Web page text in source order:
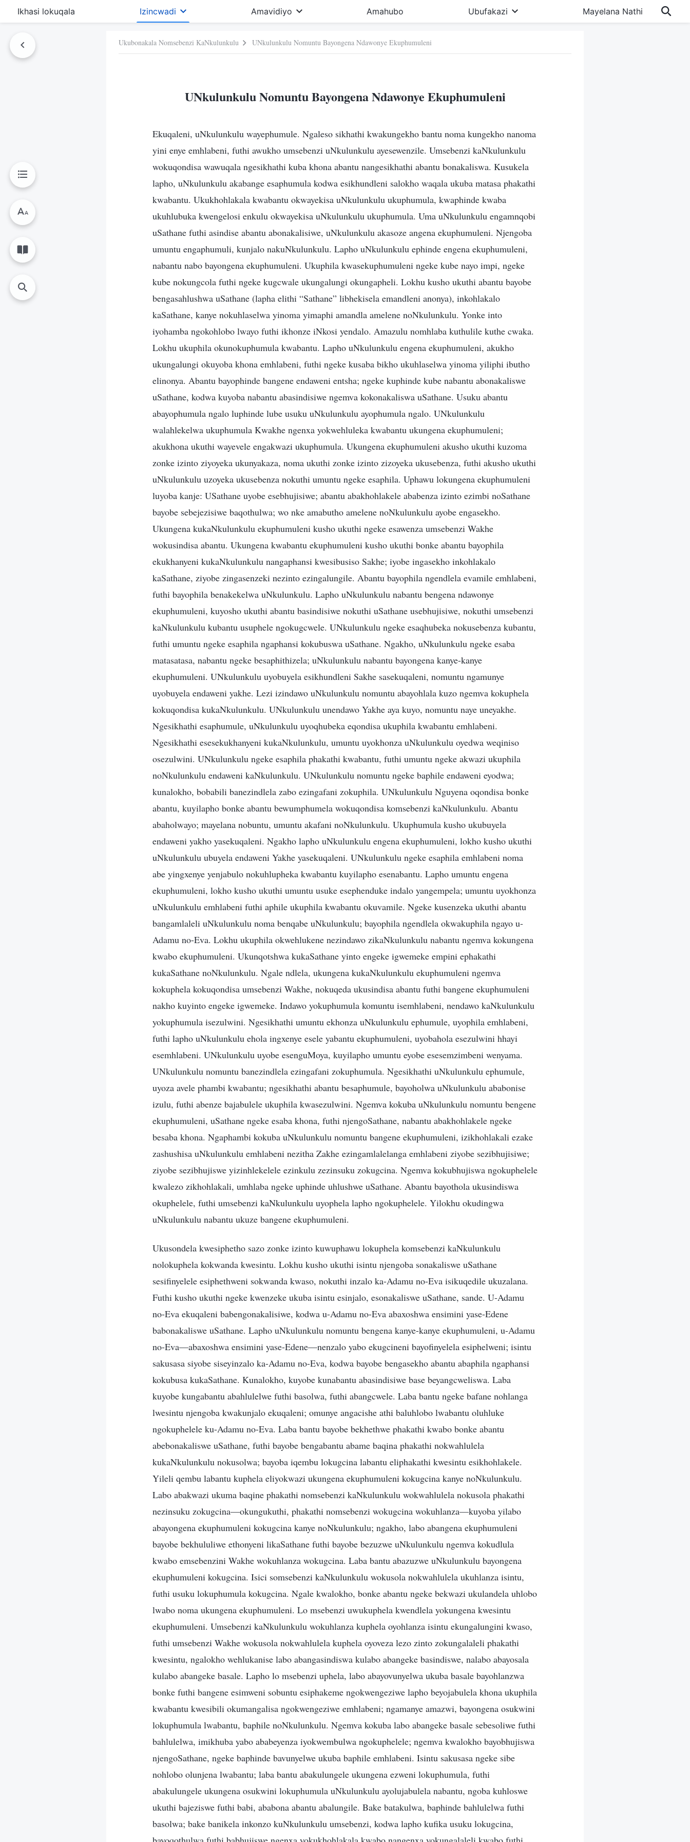
Ikhasi lokuqala Izincwadi Amavidiyo Amahubo Ubufakazi Mayelana Nathi
Ukubonakala Nomsebenzi KaNkulunkulu UNkulunkulu Nomuntu Bayongena Ndawonye Ekuphumuleni
UNkulunkulu Nomuntu Bayongena Ndawonye Ekuphumuleni
Ekuqaleni, uNkulunkulu wayephumule. Ngaleso sikhathi kwakungekho bantu noma kungekho nanoma
yini enye emhlabeni, futhi awukho umsebenzi uNkulunkulu ayesewenzile. Umsebenzi kaNkulunkulu
wokuqondisa wawuqala ngesikhathi kuba khona abantu nangesikhathi abantu bonakaliswa. Kusukela
lapho, uNkulunkulu akabange esaphumula kodwa esikhundleni salokho waqala ukuba matasa phakathi
kwabantu. Ukukhohlakala kwabantu okwayekisa uNkulunkulu ukuphumula, kwaphinde kwaba
ukuhlubuka kwengelosi enkulu okwayekisa uNkulunkulu ukuphumula. Uma uNkulunkulu engamnqobi
uSathane futhi asindise abantu abonakalisiwe, uNkulunkulu akasoze angena ekuphumuleni. Njengoba
umuntu engaphumuli, kunjalo nakuNkulunkulu. Lapho uNkulunkulu ephinde engena ekuphumuleni,
nabantu nabo bayongena ekuphumuleni. Ukuphila kwasekuphumuleni ngeke kube nayo impi, ngeke
kube nokungcola futhi ngeke kugcwale ukungalungi okungapheli. Lokhu kusho ukuthi abantu bayobe
bengasahlushwa uSathane (lapha elithi “Sathane” libhekisela emandleni anonya), inkohlakalo
kaSathane, kanye nokuhlaselwa yinoma yimaphi amandla amelene noNkulunkulu. Yonke into
iyohamba ngokohlobo lwayo futhi ikhonze iNkosi yendalo. Amazulu nomhlaba kuthulile kuthe cwaka.
Lokhu ukuphila okunokuphumula kwabantu. Lapho uNkulunkulu engena ekuphumuleni, akukho
ukungalungi okuyoba khona emhlabeni, futhi ngeke kusaba bikho ukuhlaselwa yinoma yiliphi ibutho
elinonya. Abantu bayophinde bangene endaweni entsha; ngeke kuphinde kube nabantu abonakaliswe
uSathane, kodwa kuyoba nabantu abasindisiwe ngemva kokonakaliswa uSathane. Usuku abantu
abayophumula ngalo luphinde lube usuku uNkulunkulu ayophumula ngalo. UNkulunkulu
walahlekelwa ukuphumula Kwakhe ngenxa yokwehluleka kwabantu ukungena ekuphumuleni;
akukhona ukuthi wayevele engakwazi ukuphumula. Ukungena ekuphumuleni akusho ukuthi kuzoma
zonke izinto ziyoyeka ukunyakaza, noma ukuthi zonke izinto zizoyeka ukusebenza, futhi akusho ukuthi
uNkulunkulu uzoyeka ukusebenza nokuthi umuntu ngeke esaphila. Uphawu lokungena ekuphumuleni
luyoba kanje: USathane uyobe esebhujisiwe; abantu abakhohlakele ababenza izinto ezimbi noSathane
bayobe sebejezisiwe baqothulwa; wo nke amabutho amelene noNkulunkulu ayobe engasekho.
Ukungena kukaNkulunkulu ekuphumuleni kusho ukuthi ngeke esawenza umsebenzi Wakhe
wokusindisa abantu. Ukungena kwabantu ekuphumuleni kusho ukuthi bonke abantu bayophila
ekukhanyeni kukaNkulunkulu nangaphansi kwesibusiso Sakhe; iyobe ingasekho inkohlakalo
kaSathane, ziyobe zingasenzeki nezinto ezingalungile. Abantu bayophila ngendlela evamile emhlabeni,
futhi bayophila benakekelwa uNkulunkulu. Lapho uNkulunkulu nabantu bengena ndawonye
ekuphumuleni, kuyosho ukuthi abantu basindisiwe nokuthi uSathane usebhujisiwe, nokuthi umsebenzi
kaNkulunkulu kubantu usuphele ngokugcwele. UNkulunkulu ngeke esaqhubeka nokusebenza kubantu,
futhi umuntu ngeke esaphila ngaphansi kokubuswa uSathane. Ngakho, uNkulunkulu ngeke esaba
matasatasa, nabantu ngeke besaphithizela; uNkulunkulu nabantu bayongena kanye-kanye
ekuphumuleni. UNkulunkulu uyobuyela esikhundleni Sakhe sasekuqaleni, nomuntu ngamunye
uyobuyela endaweni yakhe. Lezi izindawo uNkulunkulu nomuntu abayohlala kuzo ngemva kokuphela
kokuqondisa kukaNkulunkulu. UNkulunkulu unendawo Yakhe aya kuyo, nomuntu naye uneyakhe.
Ngesikhathi esaphumule, uNkulunkulu uyoqhubeka eqondisa ukuphila kwabantu emhlabeni.
Ngesikhathi esesekukhanyeni kukaNkulunkulu, umuntu uyokhonza uNkulunkulu oyedwa weqiniso
osezulwini. UNkulunkulu ngeke esaphila phakathi kwabantu, futhi umuntu ngeke akwazi ukuphila
noNkulunkulu endaweni kaNkulunkulu. UNkulunkulu nomuntu ngeke baphile endaweni eyodwa;
kunalokho, bobabili banezindlela zabo ezingafani zokuphila. UNkulunkulu Nguyena oqondisa bonke
abantu, kuyilapho bonke abantu bewumphumela wokuqondisa komsebenzi kaNkulunkulu. Abantu
abaholwayo; mayelana nobuntu, umuntu akafani noNkulunkulu. Ukuphumula kusho ukubuyela
endaweni yakho yasekuqaleni. Ngakho lapho uNkulunkulu engena ekuphumuleni, lokho kusho ukuthi
uNkulunkulu ubuyela endaweni Yakhe yasekuqaleni. UNkulunkulu ngeke esaphila emhlabeni noma
abe yingxenye yenjabulo nokuhlupheka kwabantu kuyilapho esenabantu. Lapho umuntu engena
ekuphumuleni, lokho kusho ukuthi umuntu usuke esephenduke indalo yangempela; umuntu uyokhonza
uNkulunkulu emhlabeni futhi aphile ukuphila kwabantu okuvamile. Ngeke kusenzeka ukuthi abantu
bangamlaleli uNkulunkulu noma benqabe uNkulunkulu; bayophila ngendlela okwakuphila ngayo u-
Adamu no-Eva. Lokhu ukuphila okwehlukene nezindawo zikaNkulunkulu nabantu ngemva kokungena
kwabo ekuphumuleni. Ukunqotshwa kukaSathane yinto engeke igwemeke empini ephakathi
kukaSathane noNkulunkulu. Ngale ndlela, ukungena kukaNkulunkulu ekuphumuleni ngemva
kokuphela kokuqondisa umsebenzi Wakhe, nokuqeda ukusindisa abantu futhi bangene ekuphumuleni
nakho kuyinto engeke igwemeke. Indawo yokuphumula komuntu isemhlabeni, nendawo kaNkulunkulu
yokuphumula isezulwini. Ngesikhathi umuntu ekhonza uNkulunkulu ephumule, uyophila emhlabeni,
futhi lapho uNkulunkulu ehola ingxenye esele yabantu ekuphumuleni, uyobahola esezulwini hhayi
esemhlabeni. UNkulunkulu uyobe esenguMoya, kuyilapho umuntu eyobe esesemzimbeni wenyama.
UNkulunkulu nomuntu banezindlela ezingafani zokuphumula. Ngesikhathi uNkulunkulu ephumule,
uyoza avele phambi kwabantu; ngesikhathi abantu besaphumule, bayoholwa uNkulunkulu ababonise
izulu, futhi abenze bajabulele ukuphila kwasezulwini. Ngemva kokuba uNkulunkulu nomuntu bengene
ekuphumuleni, uSathane ngeke esaba khona, futhi njengoSathane, nabantu abakhohlakele ngeke
besaba khona. Ngaphambi kokuba uNkulunkulu nomuntu bangene ekuphumuleni, izikhohlakali ezake
zashushisa uNkulunkulu emhlabeni nezitha Zakhe ezingamlalelanga emhlabeni ziyobe sezibhujisiwe;
ziyobe sezibhujiswe yizinhlekelele ezinkulu zezinsuku zokugcina. Ngemva kokubhujiswa ngokuphelele
kwalezo zikhohlakali, umhlaba ngeke uphinde uhlushwe uSathane. Abantu bayothola ukusindiswa
okuphelele, futhi umsebenzi kaNkulunkulu uyophela lapho ngokuphelele. Yilokhu okudingwa
uNkulunkulu nabantu ukuze bangene ekuphumuleni.
Ukusondela kwesiphetho sazo zonke izinto kuwuphawu lokuphela komsebenzi kaNkulunkulu
nolokuphela kokwanda kwesintu. Lokhu kusho ukuthi isintu njengoba sonakaliswe uSathane
sesifinyelele esiphethweni sokwanda kwaso, nokuthi inzalo ka-Adamu no-Eva isikuqedile ukuzalana.
Futhi kusho ukuthi ngeke kwenzeke ukuba isintu esinjalo, esonakaliswe uSathane, sande. U-Adamu
no-Eva ekuqaleni babengonakalisiwe, kodwa u-Adamu no-Eva abaxoshwa ensimini yase-Edene
babonakaliswe uSathane. Lapho uNkulunkulu nomuntu bengena kanye-kanye ekuphumuleni, u-Adamu
no-Eva—abaxoshwa ensimini yase-Edene—nenzalo yabo ekugcineni bayofinyelela esiphelweni; isintu
sakusasa siyobe siseyinzalo ka-Adamu no-Eva, kodwa bayobe bengasekho abantu abaphila ngaphansi
kokubusa kukaSathane. Kunalokho, kuyobe kunabantu abasindisiwe base beyangcweliswa. Laba
kuyobe kungabantu abahlulelwe futhi basolwa, futhi abangcwele. Laba bantu ngeke bafane nohlanga
lwesintu njengoba kwakunjalo ekuqaleni; omunye angacishe athi baluhlobo lwabantu oluhluke
ngokuphelele ku-Adamu no-Eva. Laba bantu bayobe bekhethwe phakathi kwabo bonke abantu
abebonakaliswe uSathane, futhi bayobe bengabantu abame baqina phakathi nokwahlulela
kukaNkulunkulu nokusolwa; bayoba iqembu lokugcina labantu eliphakathi kwesintu esikhohlakele.
Yileli qembu labantu kuphela eliyokwazi ukungena ekuphumuleni kokugcina kanye noNkulunkulu.
Labo abakwazi ukuma baqine phakathi nomsebenzi kaNkulunkulu wokwahlulela nokusola phakathi
nezinsuku zokugcina—okungukuthi, phakathi nomsebenzi wokugcina wokuhlanza—kuyoba yilabo
abayongena ekuphumuleni kokugcina kanye noNkulunkulu; ngakho, labo abangena ekuphumuleni
bayobe bekhululiwe ethonyeni likaSathane futhi bayobe bezuzwe uNkulunkulu ngemva kokudlula
kwabo emsebenzini Wakhe wokuhlanza wokugcina. Laba bantu abazuzwe uNkulunkulu bayongena
ekuphumuleni kokugcina. Isici somsebenzi kaNkulunkulu wokusola nokwahlulela ukuhlanza isintu,
futhi usuku lokuphumula kokugcina. Ngale kwalokho, bonke abantu ngeke bekwazi ukulandela uhlobo
lwabo noma ukungena ekuphumuleni. Lo msebenzi uwukuphela kwendlela yokungena kwesintu
ekuphumuleni. Umsebenzi kaNkulunkulu wokuhlanza kuphela oyohlanza isintu ekungalungini kwaso,
futhi umsebenzi Wakhe wokusola nokwahlulela kuphela oyoveza lezo zinto zokungalaleli phakathi
kwesintu, ngalokho wehlukanise labo abangasindiswa kulabo abangeke basindiswe, nalabo abayosala
kulabo abangeke basale. Lapho lo msebenzi uphela, labo abayovunyelwa ukuba basale bayohlanzwa
bonke futhi bangene esimweni sobuntu esiphakeme ngokwengeziwe lapho beyojabulela khona ukuphila
kwabantu kwesibili okumangalisa ngokwengeziwe emhlabeni; ngamanye amazwi, bayongena osukwini
lokuphumula lwabantu, baphile noNkulunkulu. Ngemva kokuba labo abangeke basale sebesoliwe futhi
bahlulelwa, imikhuba yabo ababeyenza iyokwembulwa ngokuphelele; ngemva kwalokho bayobhujiswa
njengoSathane, ngeke baphinde bavunyelwe ukuba baphile emhlabeni. Isintu sakusasa ngeke sibe
nohlobo olunjena lwabantu; laba bantu abakulungele ukungena ezweni lokuphumula, futhi
abakulungele ukungena osukwini lokuphumula uNkulunkulu ayolujabulela nabantu, ngoba kuhloswe
ukuthi bajeziswe futhi babi, ababona abantu abalungile. Bake batakulwa, baphinde bahlulelwa futhi
basolwa; bake banikela inkonzo kuNkulunkulu umsebenzi, kodwa lapho kufika usuku lokugcina,